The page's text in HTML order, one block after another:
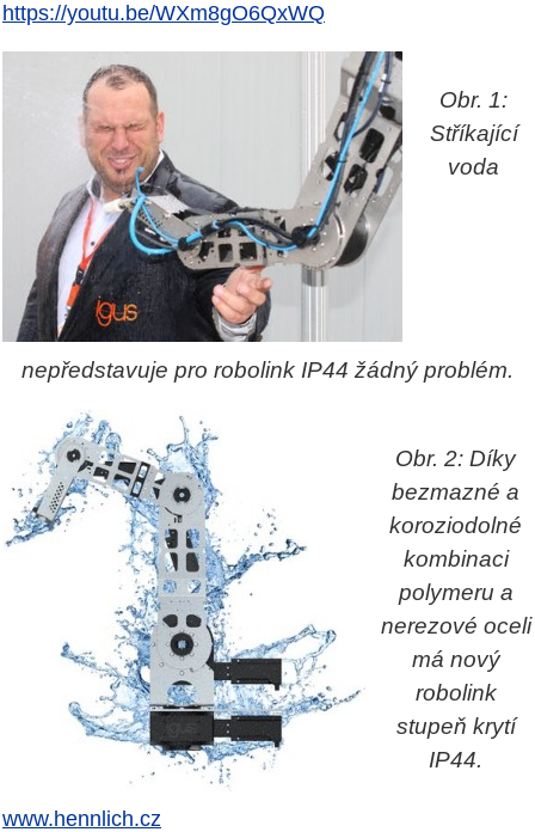
https://youtu.be/WXm8gO6QxWQ
Obr. 1:
Stříkající
voda
nepředstavuje pro robolink IP44 žádný problém.
Obr. 2: Díky
bezmazné a
koroziodolné
kombinaci
polymeru a
nerezové oceli
má nový
robolink
stupeň krytí
IP44.
www.hennlich.cz